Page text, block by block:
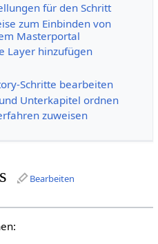
für den Schritt
zum Einbinden von
Masterportal
Layer hinzufügen
Schritte bearbeiten
Unterkapitel ordnen
zuweisen
Bearbeiten